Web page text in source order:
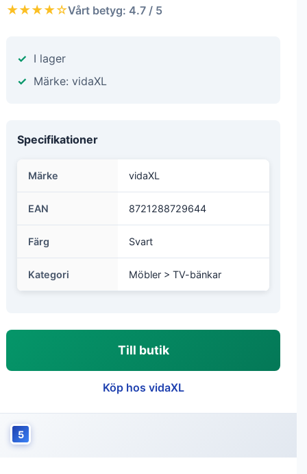
★★★★☆Vårt betyg: 4.7 / 5
I lager
Märke: vidaXL
Specifikationer
Märke vidaXL
EAN 8721288729644
Färg Svart
Kategori Möbler > TV-bänkar
Till butik
Köp hos vidaXL
5